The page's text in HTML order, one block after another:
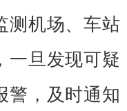
测机场、车站
一旦发现可疑
警，及时通知